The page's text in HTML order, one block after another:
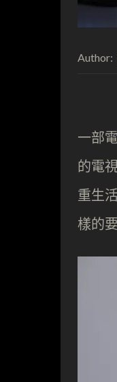
Author:
一部
的電
重生
樣的